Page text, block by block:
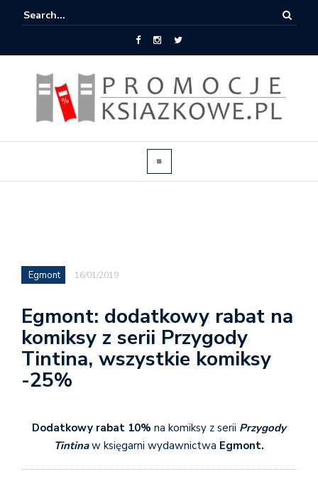
Egmont 16/01/2019
Egmont: dodatkowy rabat na
komiksy z serii Przygody
Tintina, wszystkie komiksy
-25%
Dodatkowy rabat 10% na komiksy z serii Przygody
Tintinaw księgarni wydawnictwa Egmont.